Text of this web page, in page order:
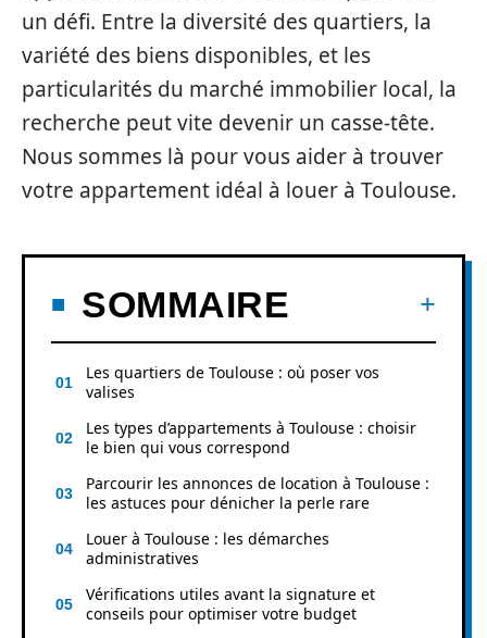
un défi. Entre la diversité des quartiers, la
variété des biens disponibles, et les
particularités du marché immobilier local, la
recherche peut vite devenir un casse-tête.
Nous sommes là pour vous aider à trouver
votre appartement idéal à louer à Toulouse.
SOMMAIRE
Les quartiers de Toulouse : où poser vos
valises
Les types d’appartements à Toulouse : choisir
le bien qui vous correspond
Parcourir les annonces de location à Toulouse :
les astuces pour dénicher la perle rare
Louer à Toulouse : les démarches
administratives
Vérifications utiles avant la signature et
conseils pour optimiser votre budget